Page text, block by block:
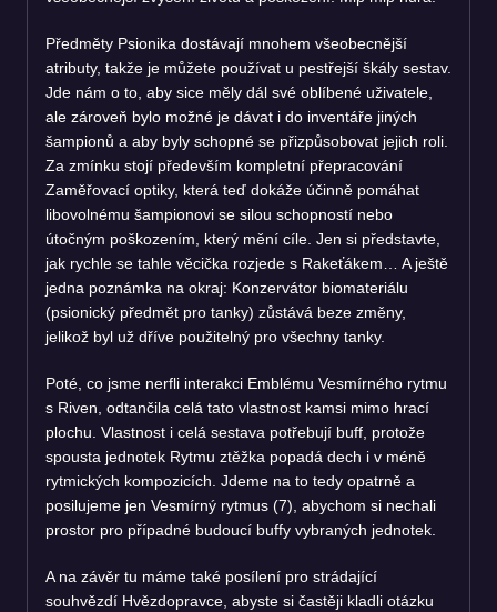
Předměty Psionika dostávají mnohem všeobecnější
atributy, takže je můžete používat u pestřejší škály sestav.
Jde nám o to, aby sice měly dál své oblíbené uživatele,
ale zároveň bylo možné je dávat i do inventáře jiných
šampionů a aby byly schopné se přizpůsobovat jejich roli.
Za zmínku stojí především kompletní přepracování
Zaměřovací optiky, která teď dokáže účinně pomáhat
libovolnému šampionovi se silou schopností nebo
útočným poškozením, který mění cíle. Jen si představte,
jak rychle se tahle věcička rozjede s Rakeťákem… A ještě
jedna poznámka na okraj: Konzervátor biomateriálu
(psionický předmět pro tanky) zůstává beze změny,
jelikož byl už dříve použitelný pro všechny tanky.
Poté, co jsme nerfli interakci Emblému Vesmírného rytmu
s Riven, odtančila celá tato vlastnost kamsi mimo hrací
plochu. Vlastnost i celá sestava potřebují buff, protože
spousta jednotek Rytmu ztěžka popadá dech i v méně
rytmických kompozicích. Jdeme na to tedy opatrně a
posilujeme jen Vesmírný rytmus (7), abychom si nechali
prostor pro případné budoucí buffy vybraných jednotek.
A na závěr tu máme také posílení pro strádající
souhvězdí Hvězdopravce, abyste si častěji kladli otázku